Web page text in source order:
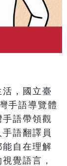
，國立臺
手語導覽體
語帶領觀
語翻譯員
自在理解
覺語言，